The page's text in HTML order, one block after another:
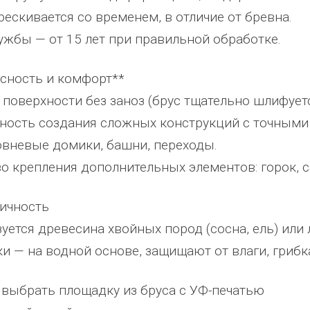
...
сада, школы, есть только очень
старый СК, детская площадка...
Елена Алексеевна
Граховского района Удмуртской
Республики
человеку, своё признание и
Администрация сельского
Глава сельского поселения
национальное
со временем, в отличие от бревна.
— от 15 лет при правильной обработке.
и комфорт**
без заноз (брус тщательно
создания сложных конструкций с
домики, башни, переходы.
крепления дополнительных элементов: горок,
древесина хвойных пород (сосна, ель) или
— на водной основе, защищают от влаги,
площадку из бруса с УФ-печатью